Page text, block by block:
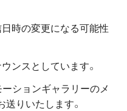
時の変更になる可能性
ンスとしています。
ションギャラリーのメ
りいたします。